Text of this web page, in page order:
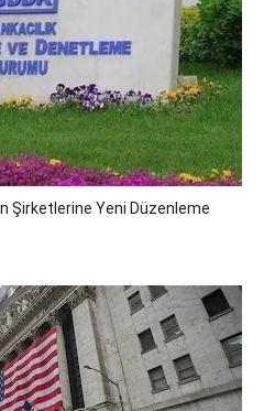
Şirketlerine Yeni Düzenleme